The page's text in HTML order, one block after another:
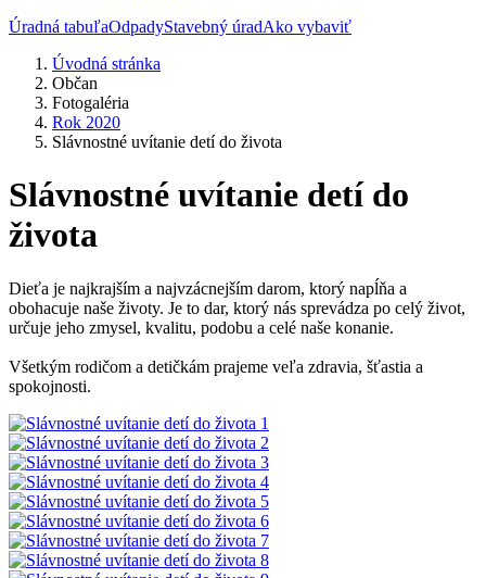
Úradná tabuľaOdpadyStavebný úradAko vybaviť
Úvodná stránka
Občan
Fotogaléria
Rok 2020
Slávnostné uvítanie detí do života
Slávnostné uvítanie detí do
života
Dieťa je najkrajším a najvzácnejším darom, ktorý napĺňa a
obohacuje naše životy. Je to dar, ktorý nás sprevádza po celý život,
určuje jeho zmysel, kvalitu, podobu a celé naše konanie.
Všetkým rodičom a detičkám prajeme veľa zdravia, šťastia a
spokojnosti.